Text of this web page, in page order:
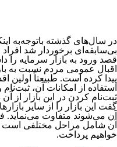
در سال‌های گذشته باتوجه‌به
بی‌سابقه‌ای برخوردار شد
قصد ورود به بازار سرمایه را
اقبال عمومی مردم نسبت به
پیدا کرده است. طبیعتاً اولین
استفاده از امکانات آن،
ثبت‌نام کردن در این بازار
گفت این بازار را از سایر
آن می‌شوند متفاوت می‌نماید.
آن شامل مراحل مختلفی است
خواهیم پرداخت.